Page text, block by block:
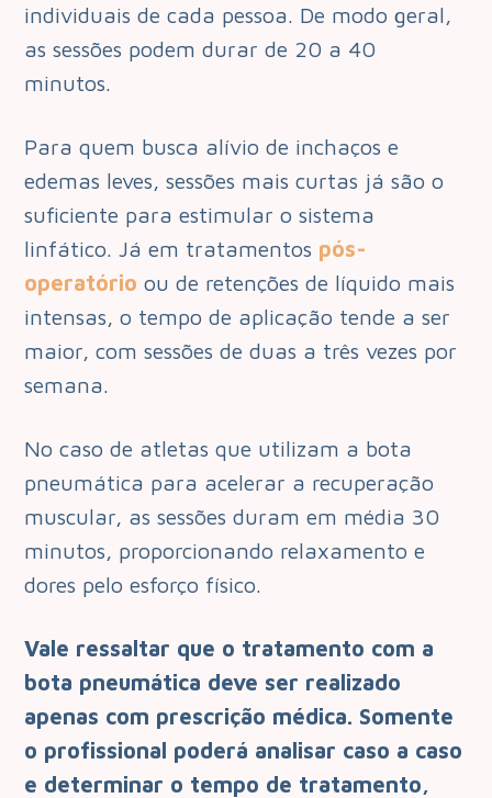
individuais de cada pessoa. De modo geral,
as sessões podem durar de 20 a 40
minutos.
Para quem busca alívio de inchaços e
edemas leves, sessões mais curtas já são o
suficiente para estimular o sistema
linfático. Já em tratamentos pós-
operatório ou de retenções de líquido mais
intensas, o tempo de aplicação tende a ser
maior, com sessões de duas a três vezes por
semana.
No caso de atletas que utilizam a bota
pneumática para acelerar a recuperação
muscular, as sessões duram em média 30
minutos, proporcionando relaxamento e
dores pelo esforço físico.
Vale ressaltar que o tratamento com a
bota pneumática deve ser realizado
apenas com prescrição médica. Somente
o profissional poderá analisar caso a caso
e determinar o tempo de tratamento,